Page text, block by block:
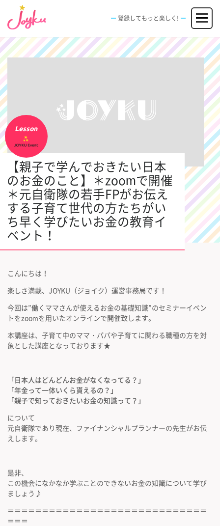
ン
ツ
へ
ス
キ
ッ
プ
メニュー
JOBS
求人情報
FACILITIES
施設
SPECIAL
エンタメ特典
EVENT
イベント
登録してもっと楽しく!
【親子で学んでおきたい日本
のお金のこと】＊zoomで開催
＊元自衛隊の若手FPがお伝え
する子育て世代の方たちがい
ち早く学びたいお金の教育イ
ベント！
Lesson
こんにちは！
楽しさ満載、JOYKU（ジョイク）運営事務局です！
今回は”働くママさんが使えるお金の基礎知識”のセミナーイベン
トをzoomを用いたオンラインで開催致します。
本講座は、子育て中のママ・パパや子育てに関わる職種の方を対
象とした講座となっております★
「日本人はどんどんお金がなくなってる？」
「年金って一体いくら貰えるの？」
「親子で知っておきたいお金の知識って？」
について
元自衛隊であり現在、ファイナンシャルプランナーの先生がお伝
えします。
是非、
この機会になかなか学ぶことのできないお金の知識について学び
ましょう♪
＝＝＝＝＝＝＝＝＝＝＝＝＝＝＝＝＝＝＝＝＝＝＝＝＝＝＝＝＝
＝＝＝